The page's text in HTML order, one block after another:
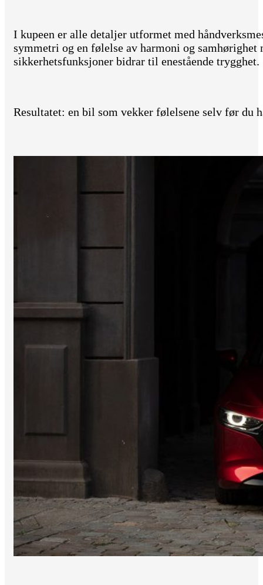
I kupeen er alle detaljer utformet med
symmetri og en følelse av harmoni og samhørighet
sikkerhetsfunksjoner bidrar til enestående trygghet.
Resultatet: en bil som vekker følelsene selv før du